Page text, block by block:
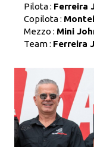
Pilota : Ferreira
Copilota :
Mezzo : Mini
Team : Ferreira